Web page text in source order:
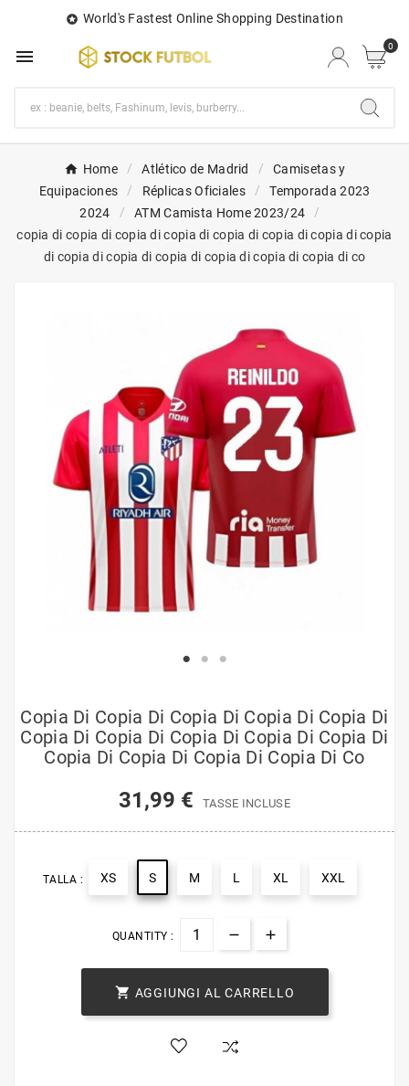
 World's Fastest Online Shopping Destination
 0
Home Atlético de Madrid
Camisetas y
Equipaciones
Réplicas Oficiales
Temporada 2023
2024
ATM Camista Home 2023/24
copia di copia di copia di copia di copia di copia di copia di copia
di copia di copia di copia di copia di copia di copia di co
Copia Di Copia Di Copia Di Copia Di Copia Di
Copia Di Copia Di Copia Di Copia Di Copia Di
Copia Di Copia Di Copia Di Copia Di Co
31,99 € TASSE INCLUSE
TALLA : XS S M L XL XXL
QUANTITY :
 AGGIUNGI AL CARRELLO